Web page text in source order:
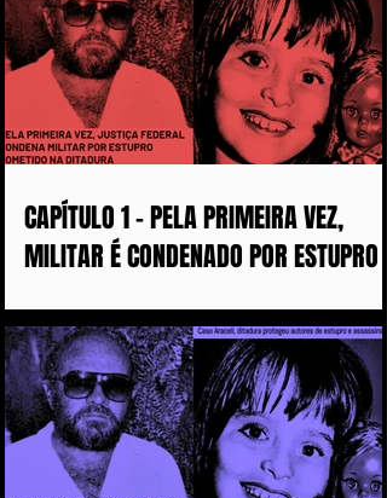
CAPÍTULO 1 - PELA PRIMEIRA VEZ,
MILITAR É CONDENADO POR ESTUPRO